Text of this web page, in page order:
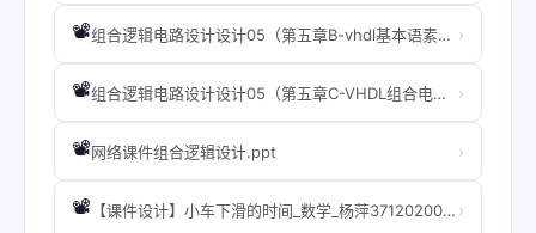
📽️ 组合逻辑电路设计设计05（第五章B-vhdl基本语素、语法、语句）.ppt ›
📽️ 组合逻辑电路设计设计05（第五章C-VHDL组合电路--设计实例）.ppt ›
📽️网络课件组合逻辑设计.ppt ›
📽️ 【课件设计】小车下滑的时间_数学_杨萍37120200101421001.ppt ›